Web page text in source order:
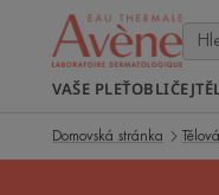
VAŠE PLEŤOBLIČEJ
Domovská stránka